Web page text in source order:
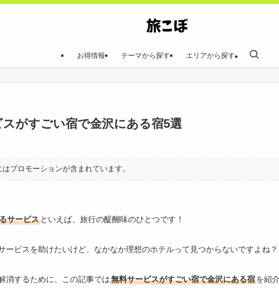
お得情報 テーマから探す エリアから探す
がすごい宿で金沢にある宿5選
プロモーションが含まれています。
サービス といえば、旅行の醍醐味のひとつです！
ービスを助けたいけど、なかなか理想のホテルって見つからないですよね？
消するために、この記事では無料サービスがすごい宿で金沢にある宿 を紹